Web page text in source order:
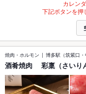
カレン
下記ボタンを押
焼肉・ホルモン 博多駅（筑紫口・
酒肴焼肉 彩稟（さいり